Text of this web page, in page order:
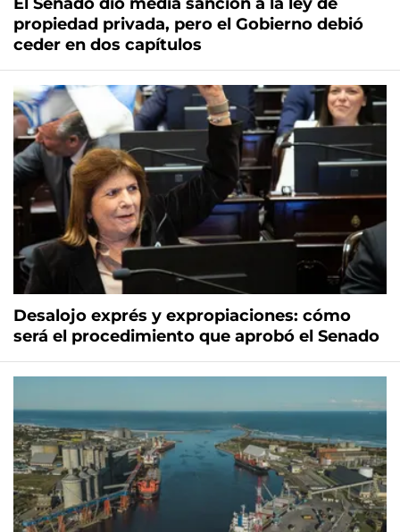
propiedad privada, pero el Gobierno debió
ceder en dos capítulos
Desalojo exprés y expropiaciones: cómo
será el procedimiento que aprobó el Senado